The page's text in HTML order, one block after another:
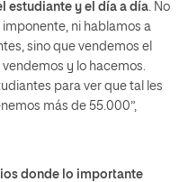
estudiante y el día a día. No
ni hablamos a
sino que vendemos el
y lo hacemos.
para ver que tal les
más de 55.000”,
donde lo importante